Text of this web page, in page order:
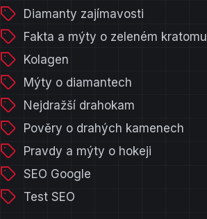
Diamanty zajímavosti
Fakta a mýty o zeleném kratomu
Kolagen
Mýty o diamantech
Nejdražší drahokam
Pověry o drahých kamenech
Pravdy a mýty o hokeji
SEO Google
Test SEO